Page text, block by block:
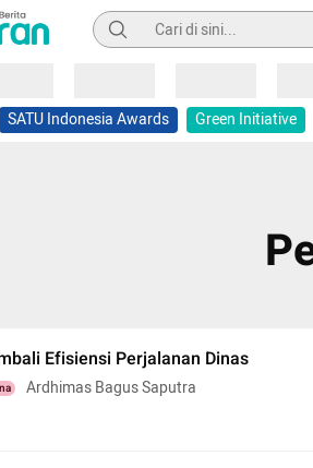
Pencarian
SATU Indonesia Awards Green Initiative
Efisiensi Perjalanan Dinas
Ardhimas Bagus Saputra